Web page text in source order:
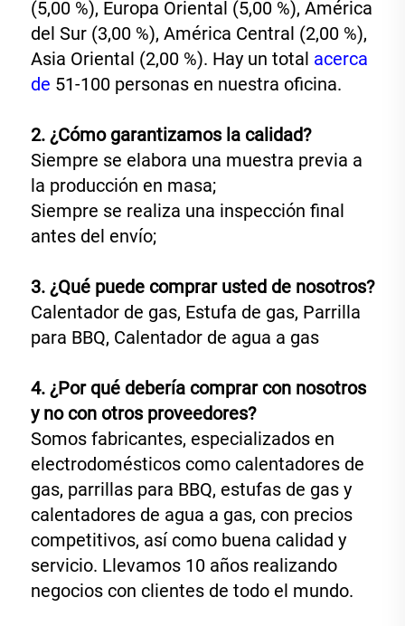
(5,00 %), Europa Oriental (5,00 %), América
del Sur (3,00 %), América Central (2,00 %),
Asia Oriental (2,00 %). Hay un total acerca
de 51-100 personas en nuestra oficina.
2. ¿Cómo garantizamos la calidad?
Siempre se elabora una muestra previa a
la producción en masa;
Siempre se realiza una inspección final
antes del envío;
3. ¿Qué puede comprar usted de nosotros?
Calentador de gas, Estufa de gas, Parrilla
para BBQ, Calentador de agua a gas
4. ¿Por qué debería comprar con nosotros
y no con otros proveedores?
Somos fabricantes, especializados en
electrodomésticos como calentadores de
gas, parrillas para BBQ, estufas de gas y
calentadores de agua a gas, con precios
competitivos, así como buena calidad y
servicio. Llevamos 10 años realizando
negocios con clientes de todo el mundo.